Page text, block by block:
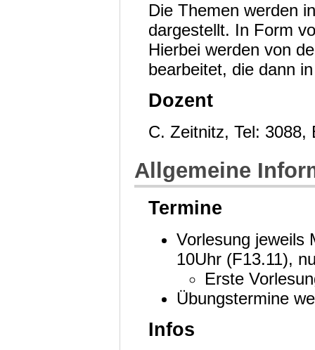
Die Themen werden
dargestellt. In Form
Hierbei werden von
bearbeitet, die dann
Dozent
C. Zeitnitz, Tel:
Allgemeine
Termine
Vorlesung jeweils
10Uhr (F13.11),
Erste
Übungstermine
Infos